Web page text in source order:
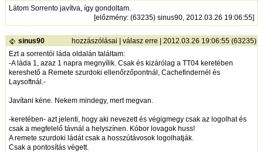
Látom Sorrento javítva, így gondoltam.
[előzmény: (63235) sinus90, 2012.03.26 19:06:55]
sinus90 hozzászólásai |válasz erre | 2012.03.26 19:06:55 (63235)
Ezt a sorrentói láda oldalán találtam:
-A láda 1, azaz 1 napra megnyílik. Csak és kizárólag a TT04 keretében
kereshető a Remete szurdoki ellenőrzőpontnál, Cachefindernél és
Laysoftnál.-
Javítani kéne. Nekem mindegy, mert megvan.
-keretében- azt jelenti, hogy aki nevezett és végigmegy csak az logolhat és
csak a megfelelő távnál a helyszínen. Kóbor lovagok huss!
A remete szurdoki ládát csak a hosszútávosok logolhatják.
Csak a pontosítás végett.